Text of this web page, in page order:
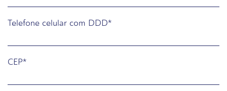
Telefone celular com DDD*
CEP*